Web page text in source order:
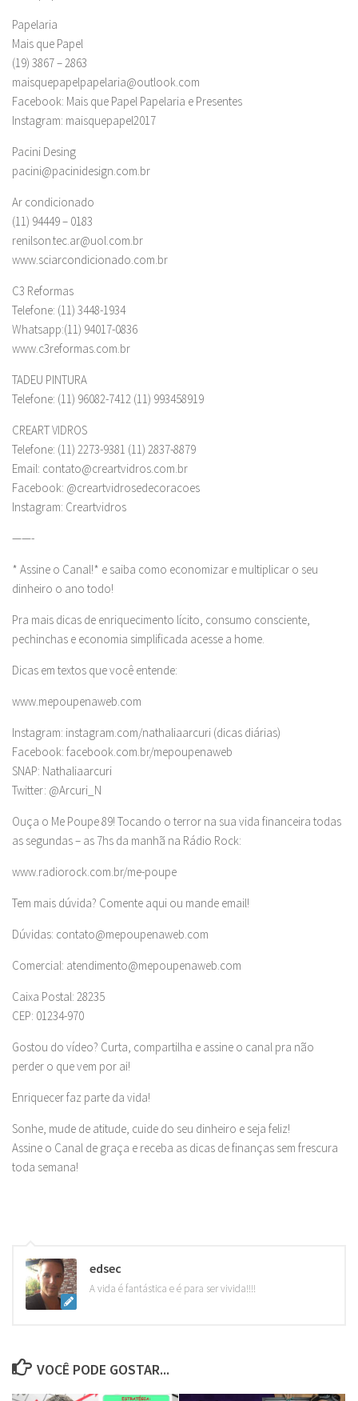
Papelaria
Mais que Papel
(19) 3867 – 2863
maisquepapelpapelaria@outlook.com
Facebook: Mais que Papel Papelaria e Presentes
Instagram: maisquepapel2017
Pacini Desing
pacini@pacinidesign.com.br
Ar condicionado
(11) 94449 – 0183
renilson.tec.ar@uol.com.br
www.sciarcondicionado.com.br
C3 Reformas
Telefone: (11) 3448-1934
Whatsapp:(11) 94017-0836
www.c3reformas.com.br
TADEU PINTURA
Telefone: (11) 96082-7412 (11) 993458919
CREART VIDROS
Telefone: (11) 2273-9381 (11) 2837-8879
Email: contato@creartvidros.com.br
Facebook: @creartvidrosedecoracoes
Instagram: Creartvidros
——-
* Assine o Canal!* e saiba como economizar e multiplicar o seu
dinheiro o ano todo!
Pra mais dicas de enriquecimento lícito, consumo consciente,
pechinchas e economia simplificada acesse a home.
Dicas em textos que você entende:
www.mepoupenaweb.com
Instagram: instagram.com/nathaliaarcuri (dicas diárias)
Facebook: facebook.com.br/mepoupenaweb
SNAP: Nathaliaarcuri
Twitter: @Arcuri_N
Ouça o Me Poupe 89! Tocando o terror na sua vida financeira todas
as segundas – as 7hs da manhã na Rádio Rock:
www.radiorock.com.br/me-poupe
Tem mais dúvida? Comente aqui ou mande email!
Dúvidas: contato@mepoupenaweb.com
Comercial: atendimento@mepoupenaweb.com
Caixa Postal: 28235
CEP: 01234-970
Gostou do vídeo? Curta, compartilha e assine o canal pra não
perder o que vem por ai!
Enriquecer faz parte da vida!
Sonhe, mude de atitude, cuide do seu dinheiro e seja feliz!
Assine o Canal de graça e receba as dicas de finanças sem frescura
toda semana!
edsec
A vida é fantástica e é para ser vivida!!!!
VOCÊ PODE GOSTAR...